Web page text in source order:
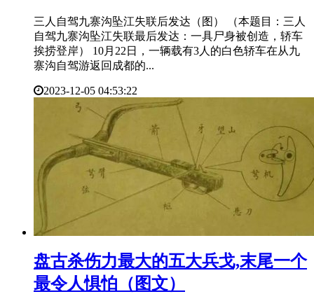
三人自驾九寨沟坠江失联后发达（图） （本题目：三人
自驾九寨沟坠江失联最后发达：一具尸身被创造，轿车
挨捞登岸） 10月22日，一辆载有3人的白色轿车在从九
寨沟自驾游返回成都的...
2023-12-05 04:53:22
​盘古杀伤力最大的五大兵戈,末尾一个
最令人惧怕（图文）